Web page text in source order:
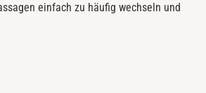
einfach zu häufig wechseln und